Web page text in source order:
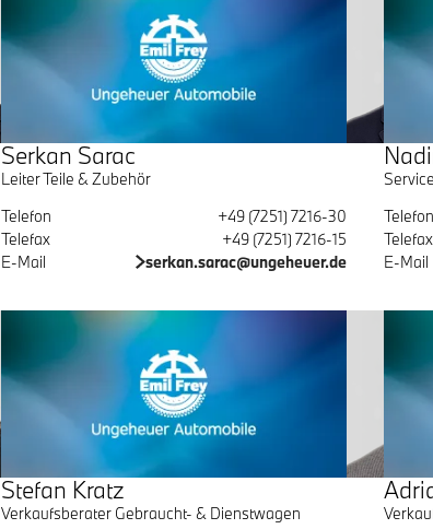
Serkan Sarac
Leiter Teile & Zubehör
Telefon
+49 (7251) 7216-30
Telefax
+49 (7251) 7216-15
E-Mail
serkan.sarac@ungeheuer.de
Telefon
Telefax
E-Mail
Stefan Kratz
Verkaufsberater Gebraucht- & Dienstwagen